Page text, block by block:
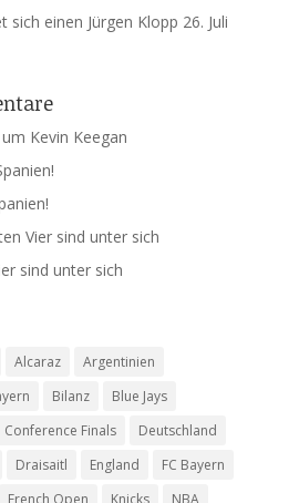
sich einen Jürgen Klopp 26. Juli
Kevin Keegan
Vier sind unter sich
sind unter sich
Alcaraz
Argentinien
Bilanz
Blue Jays
Conference Finals
Deutschland
Draisaitl England
FC Bayern
French Open Knicks
NBA